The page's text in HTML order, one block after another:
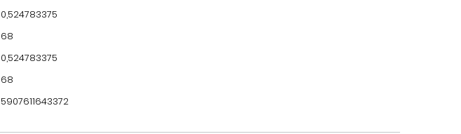
0,524783375
68
0,524783375
68
5907611643372